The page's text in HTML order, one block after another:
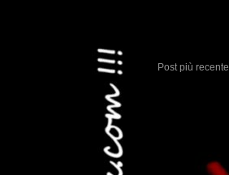
Post più recente